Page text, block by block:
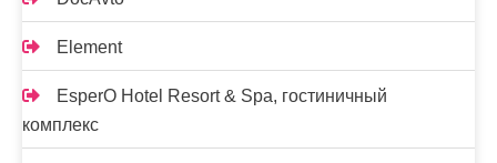
Element
EsperO Hotel Resort & Spa, гостиничный
комплекс